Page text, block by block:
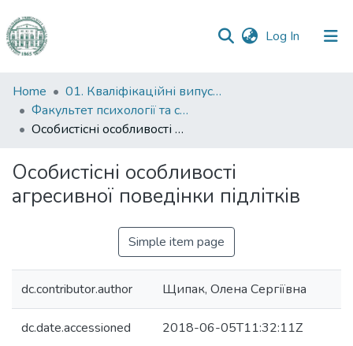
Log In (current)
Communities
&
Collections
Statistics
Home
01. Кваліфікаційні випускні роботи здобувачів вищої освіти
Факультет психології та соціальної роботи
Особистісні особливості агресивної поведінки підлітків
Особистісні особливості
агресивної поведінки підлітків
Simple item page
dc.contributor.author Щипак, Олена Сергіївна
dc.date.accessioned 2018-06-05T11:32:11Z